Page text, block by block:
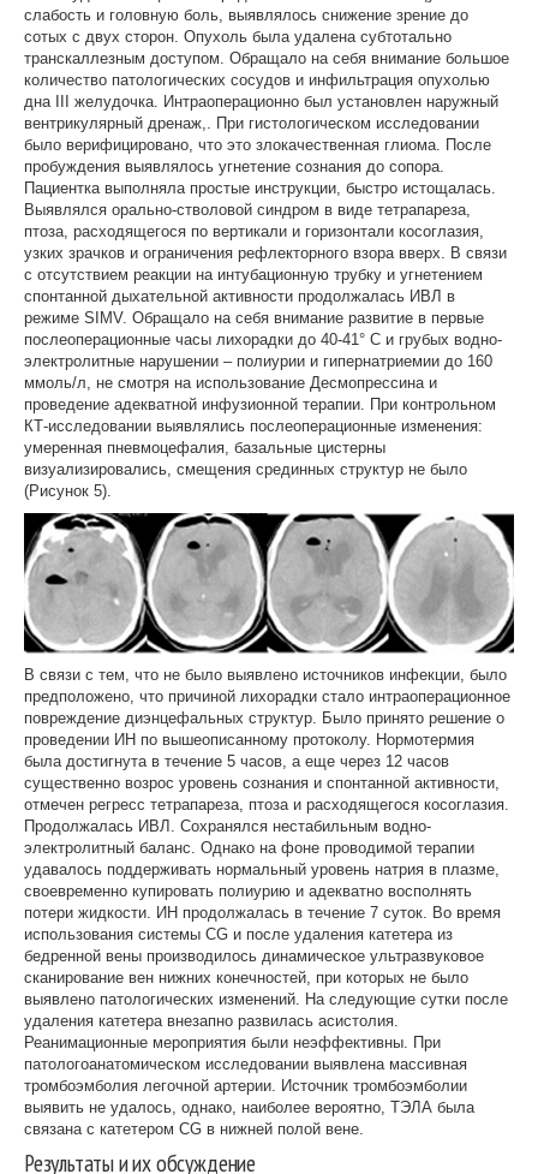
слабость и головную боль, выявлялось снижение зрение до
сотых с двух сторон. Опухоль была удалена субтотально
транскаллезным доступом. Обращало на себя внимание большое
количество патологических сосудов и инфильтрация опухолью
дна III желудочка. Интраоперационно был установлен наружный
вентрикулярный дренаж,. При гистологическом исследовании
было верифицировано, что это злокачественная глиома. После
пробуждения выявлялось угнетение сознания до сопора.
Пациентка выполняла простые инструкции, быстро истощалась.
Выявлялся орально-стволовой синдром в виде тетрапареза,
птоза, расходящегося по вертикали и горизонтали косоглазия,
узких зрачков и ограничения рефлекторного взора вверх. В связи
с отсутствием реакции на интубационную трубку и угнетением
спонтанной дыхательной активности продолжалась ИВЛ в
режиме SIMV. Обращало на себя внимание развитие в первые
послеоперационные часы лихорадки до 40-41° С и грубых водно-
электролитные нарушении – полиурии и гипернатриемии до 160
ммоль/л, не смотря на использование Десмопрессина и
проведение адекватной инфузионной терапии. При контрольном
КТ-исследовании выявлялись послеоперационные изменения:
умеренная пневмоцефалия, базальные цистерны
визуализировались, смещения срединных структур не было
(Рисунок 5).
В связи с тем, что не было выявлено источников инфекции, было
предположено, что причиной лихорадки стало интраоперационное
повреждение диэнцефальных структур. Было принято решение о
проведении ИН по вышеописанному протоколу. Нормотермия
была достигнута в течение 5 часов, а еще через 12 часов
существенно возрос уровень сознания и спонтанной активности,
отмечен регресс тетрапареза, птоза и расходящегося косоглазия.
Продолжалась ИВЛ. Сохранялся нестабильным водно-
электролитный баланс. Однако на фоне проводимой терапии
удавалось поддерживать нормальный уровень натрия в плазме,
своевременно купировать полиурию и адекватно восполнять
потери жидкости. ИН продолжалась в течение 7 суток. Во время
использования системы CG и после удаления катетера из
бедренной вены производилось динамическое ультразвуковое
сканирование вен нижних конечностей, при которых не было
выявлено патологических изменений. На следующие сутки после
удаления катетера внезапно развилась асистолия.
Реанимационные мероприятия были неэффективны. При
патологоанатомическом исследовании выявлена массивная
тромбоэмболия легочной артерии. Источник тромбоэмболии
выявить не удалось, однако, наиболее вероятно, ТЭЛА была
связана с катетером CG в нижней полой вене.
Результаты и их обсуждение